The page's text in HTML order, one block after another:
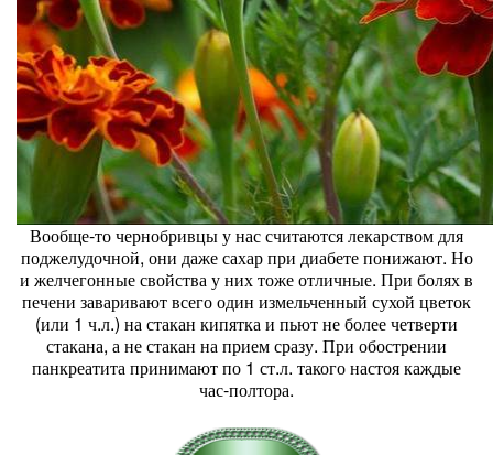
Вообще-то чернобривцы у нас считаются лекарством для
поджелудочной, они даже сахар при диабете понижают. Но
и желчегонные свойства у них тоже отличные. При болях в
печени заваривают всего один измельченный сухой цветок
(или 1 ч.л.) на стакан кипятка и пьют не более четверти
стакана, а не стакан на прием сразу. При обострении
панкреатита принимают по 1 ст.л. такого настоя каждые
час-полтора.